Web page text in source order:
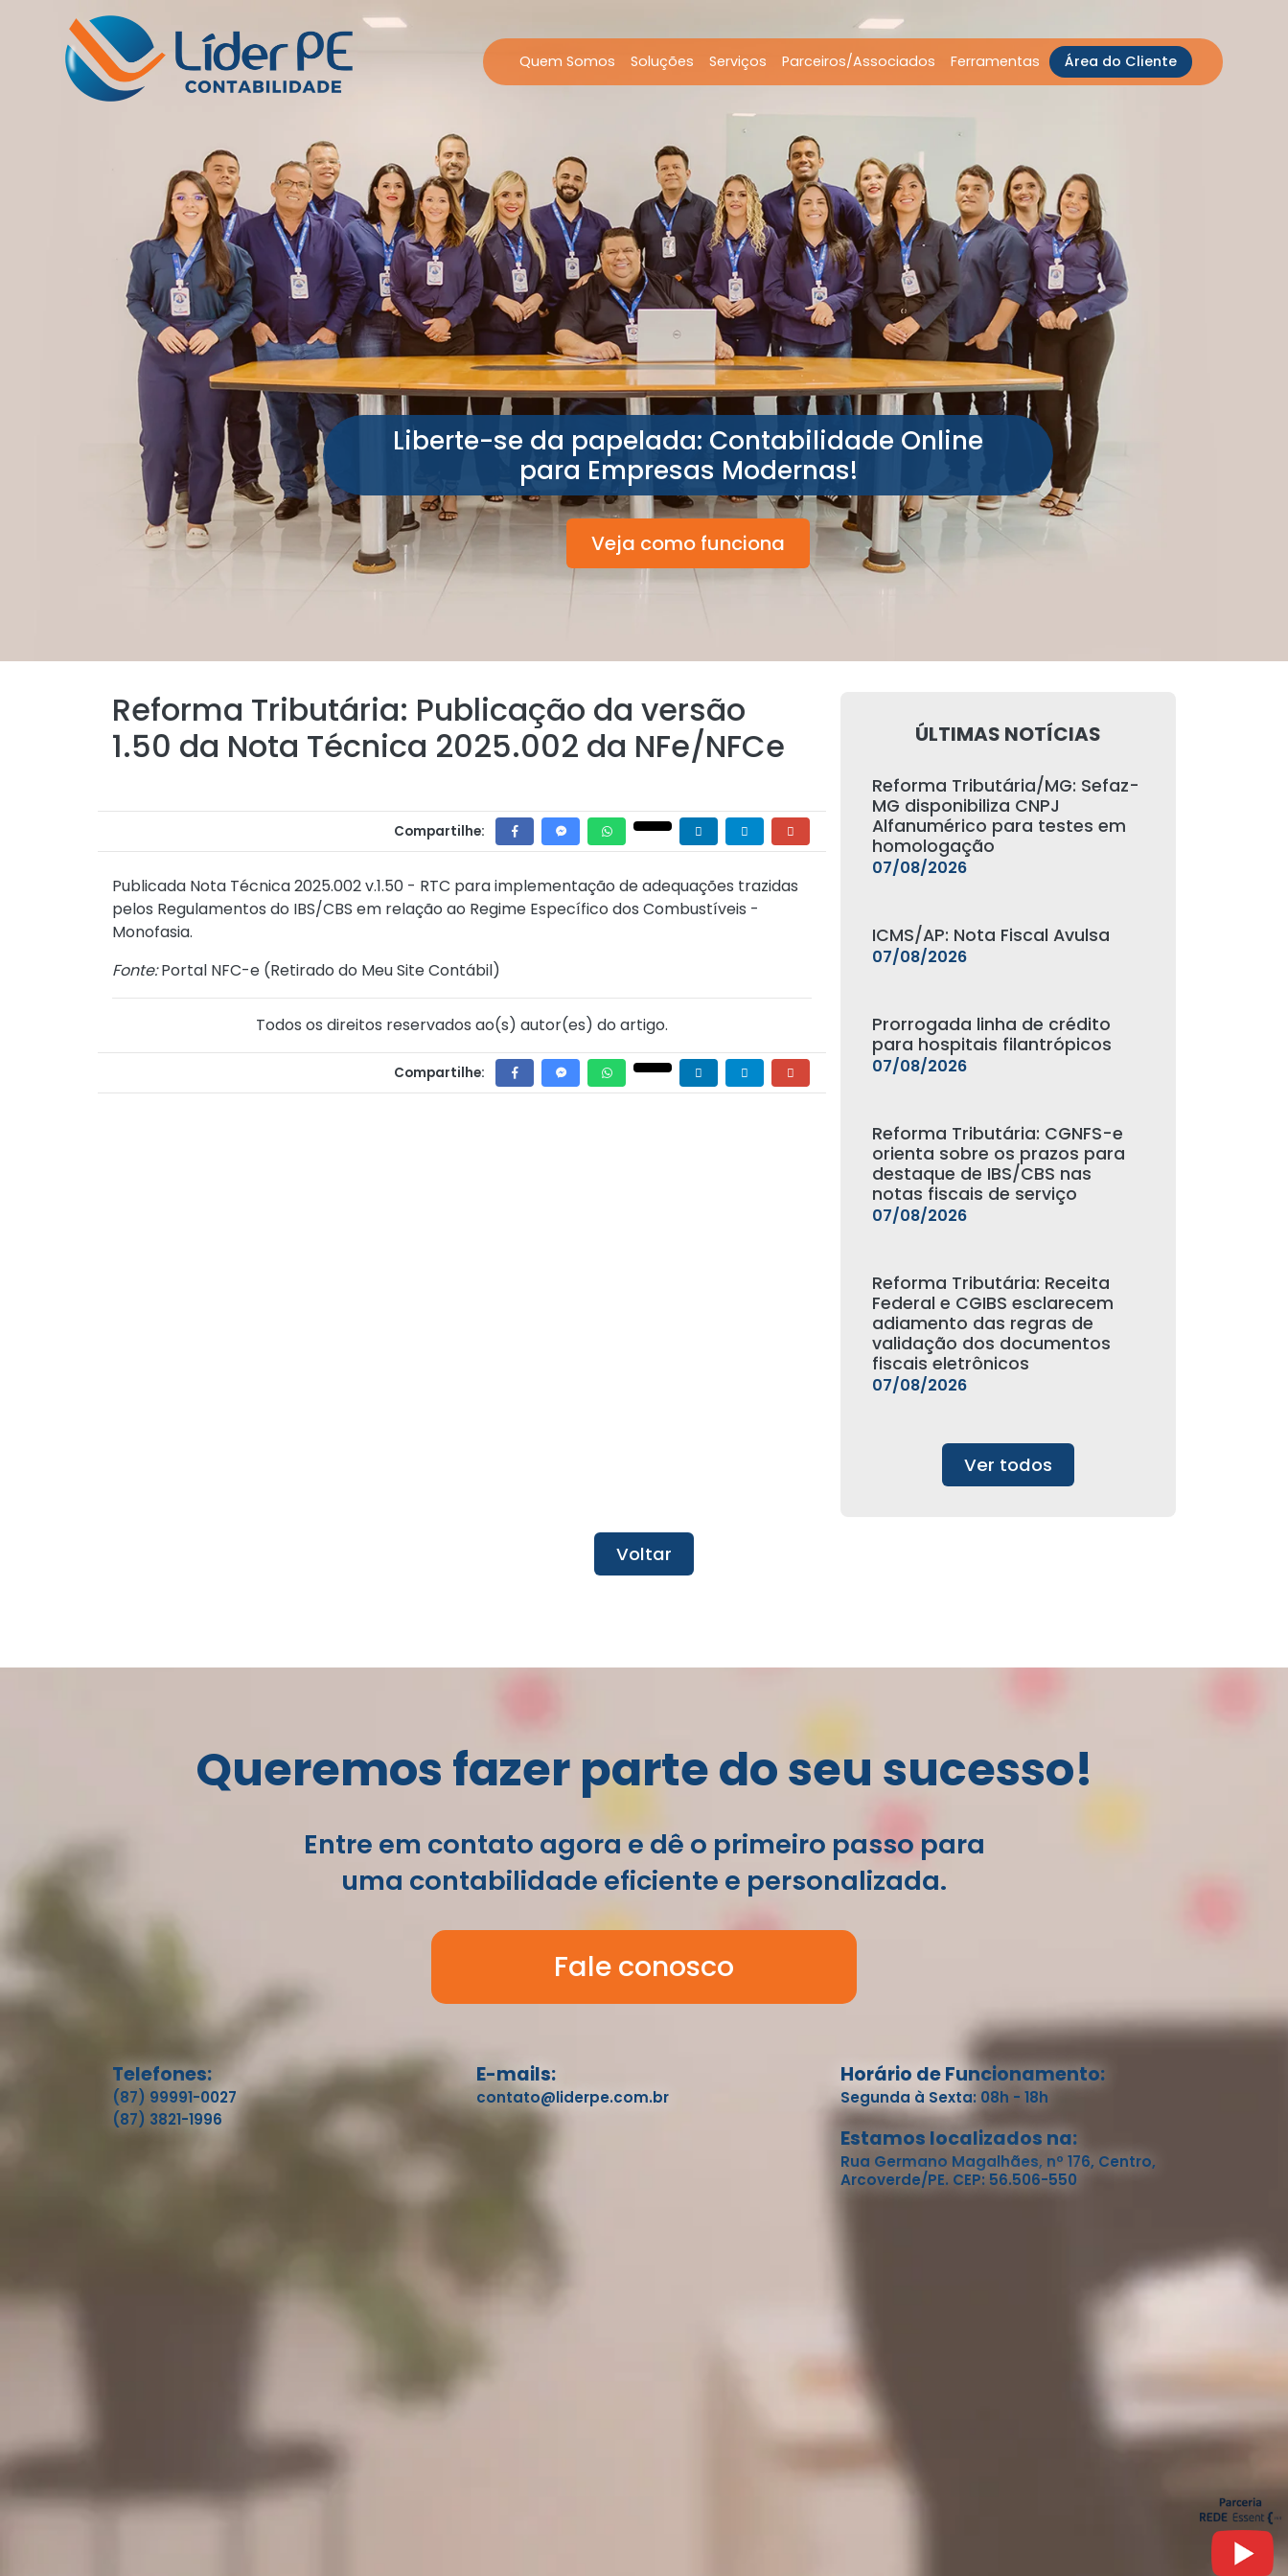
Quem Somos Soluções Serviços Parceiros/Associados Ferramentas Área do Cliente
Liberte-se da papelada: Contabilidade Online
para Empresas Modernas!
Veja como funciona
Reforma Tributária: Publicação da versão
1.50 da Nota Técnica 2025.002 da NFe/NFCe
Compartilhe:
Publicada Nota Técnica 2025.002 v.1.50 - RTC para implementação de adequações trazidas
pelos Regulamentos do IBS/CBS em relação ao Regime Específico dos Combustíveis -
Monofasia.
Fonte:Portal NFC-e (Retirado do Meu Site Contábil)
Todos os direitos reservados ao(s) autor(es) do artigo.
Compartilhe:
ÚLTIMAS NOTÍCIAS
Reforma Tributária/MG: Sefaz-
MG disponibiliza CNPJ
Alfanumérico para testes em
homologação
07/08/2026
ICMS/AP: Nota Fiscal Avulsa
07/08/2026
Prorrogada linha de crédito
para hospitais filantrópicos
07/08/2026
Reforma Tributária: CGNFS-e
orienta sobre os prazos para
destaque de IBS/CBS nas
notas fiscais de serviço
07/08/2026
Reforma Tributária: Receita
Federal e CGIBS esclarecem
adiamento das regras de
validação dos documentos
fiscais eletrônicos
07/08/2026
Ver todos
Voltar
Queremos fazer parte do seu sucesso!
Entre em contato agora e dê o primeiro passo para
uma contabilidade eficiente e personalizada.
Fale conosco
Telefones:
(87) 99991-0027
(87) 3821-1996
E-mails:
contato@liderpe.com.br
Horário de Funcionamento:
Segunda à Sexta: 08h - 18h
Estamos localizados na:
Rua Germano Magalhães, nº 176, Centro,
Arcoverde/PE. CEP: 56.506-550